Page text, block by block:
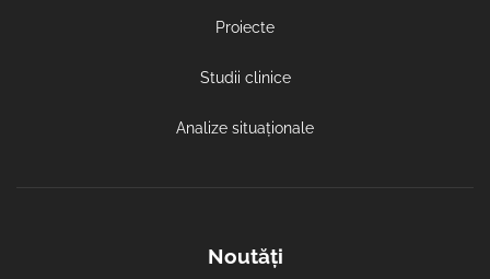
Proiecte
Studii clinice
Analize situaționale
Noutăți